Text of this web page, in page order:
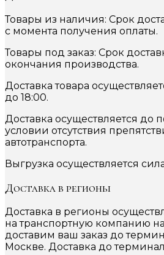
Товары из наличия: Срок
с момента получения оплаты.
Товары под заказ: Срок
окончания производства.
Доставка товара
до 18:00.
Доставка осуществляется до
условии отсутствия
автотранспорта.
Выгрузка осуществляется
Доставка в регионы
Доставка в регионы
на транспортную компанию
доставим ваш заказ до
Москве. Доставка до